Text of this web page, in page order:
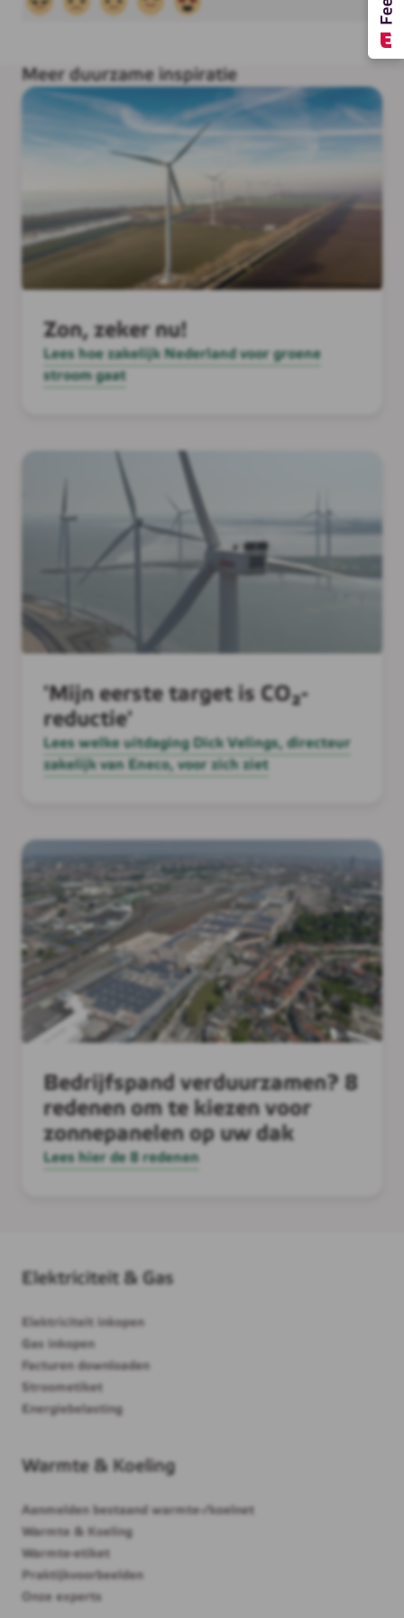
Meer duurzame inspiratie
Zon, zeker nu!
Lees hoe zakelijk Nederland voor groene
stroom gaat
'Mijn eerste target is CO₂-
reductie'
Lees welke uitdaging Dick Velings, directeur
zakelijk van Eneco, voor zich ziet
Bedrijfspand verduurzamen? 8
redenen om te kiezen voor
zonnepanelen op uw dak
Lees hier de 8 redenen
Elektriciteit & Gas
Elektriciteit inkopen
Gas inkopen
Facturen downloaden
Stroometiket
Energiebelasting
Warmte & Koeling
Aanmelden bestaand warmte-/koelnet
Warmte & Koeling
Warmte-etiket
Praktijkvoorbeelden
Onze experts